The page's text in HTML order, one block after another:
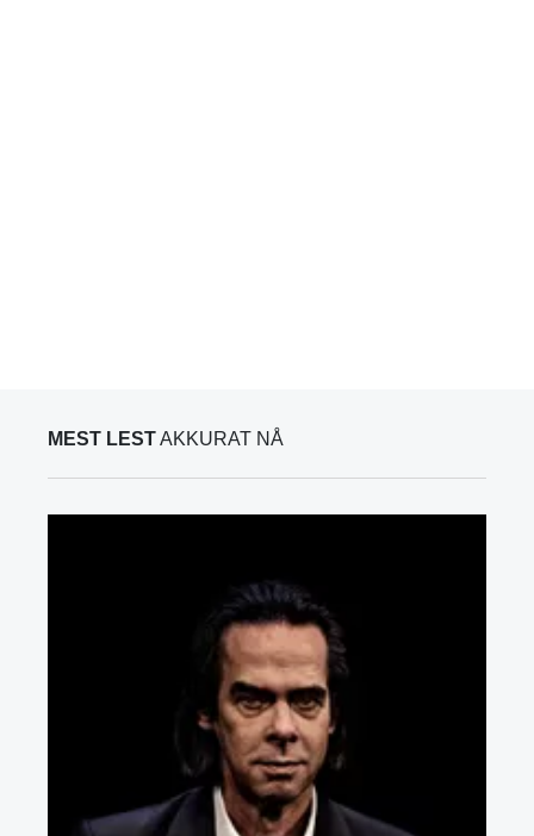
MEST LESTAKKURAT NÅ